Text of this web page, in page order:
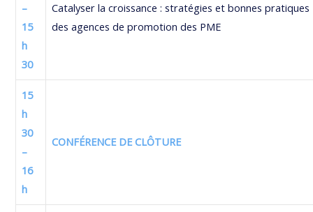
–
15
h
30
Catalyser la croissance : stratégies et bonnes pratiques
des agences de promotion des PME
15
h
30
–
16
h
CONFÉRENCE DE CLÔTURE